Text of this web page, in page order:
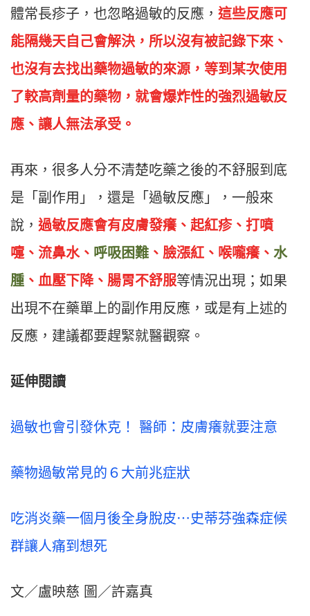
體常長疹子，也忽略過敏的反應， 這些反應可
能隔幾天自己會解決，所以沒有被記錄下來、
也沒有去找出藥物過敏的來源，等到某次使用
了較高劑量的藥物，就會爆炸性的強烈過敏反
應、讓人無法承受。
再來，很多人分不清楚吃藥之後的不舒服到底
是「副作用」，還是「過敏反應」，一般來
說， 過敏反應會有皮膚發癢、起紅疹、打噴
嚏、流鼻水、 呼吸困難 、臉漲紅、喉嚨癢、 水
腫 、血壓下降、腸胃不舒服等情況出現；如果
出現不在藥單上的副作用反應，或是有上述的
反應，建議都要趕緊就醫觀察。
延伸閱讀
過敏也會引發休克！ 醫師：皮膚癢就要注意
藥物過敏常見的６大前兆症狀
吃消炎藥一個月後全身脫皮⋯史蒂芬強森症候
群讓人痛到想死
文／盧映慈 圖／許嘉真